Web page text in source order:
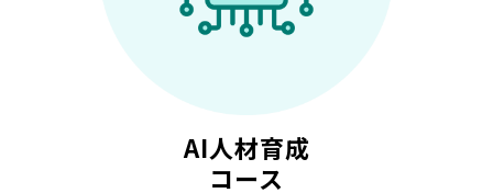
AI人材育成
コース